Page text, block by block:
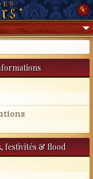
festivités & flood